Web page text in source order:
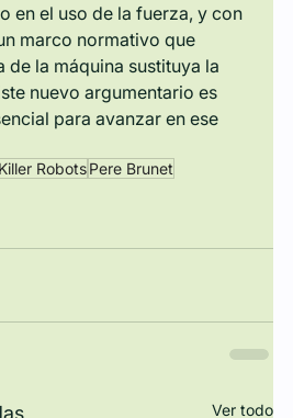
en el uso de la fuerza, y con
marco normativo que
de la máquina sustituya la
nuevo argumentario es
para avanzar en ese
RobotsPere Brunet
Ver todo